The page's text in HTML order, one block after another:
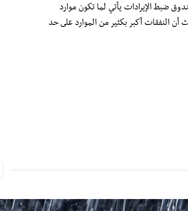
ضبط الإيرادات يأتي لما تكون موارد
أن النفقات أكبر بكثير من الموارد على حد